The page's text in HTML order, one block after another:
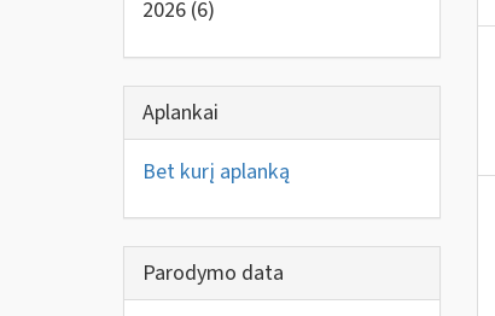
2026 (6)
Aplankai
Bet kurį aplanką
Parodymo data